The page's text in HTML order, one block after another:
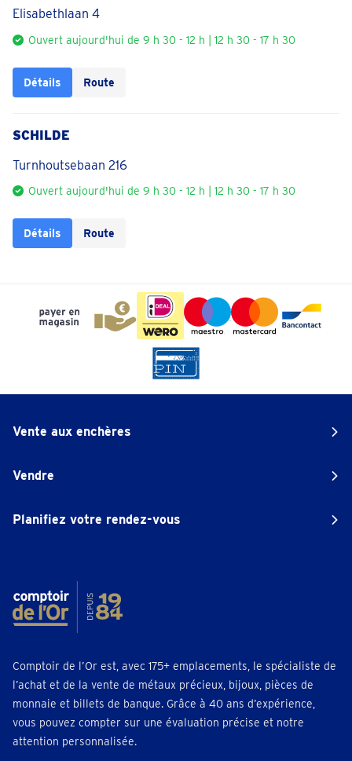
Elisabethlaan 4
Ouvert aujourd'hui de 9 h 30 - 12 h | 12 h 30 - 17 h 30
Détails Route
SCHILDE
Turnhoutsebaan 216
Ouvert aujourd'hui de 9 h 30 - 12 h | 12 h 30 - 17 h 30
Détails Route
Vente aux enchères
Vendre
Planifiez votre rendez-vous
Comptoir de l’Or est, avec 175+ emplacements, le spécialiste de
l’achat et de la vente de métaux précieux, bijoux, pièces de
monnaie et billets de banque. Grâce à 40 ans d’expérience,
vous pouvez compter sur une évaluation précise et notre
attention personnalisée.